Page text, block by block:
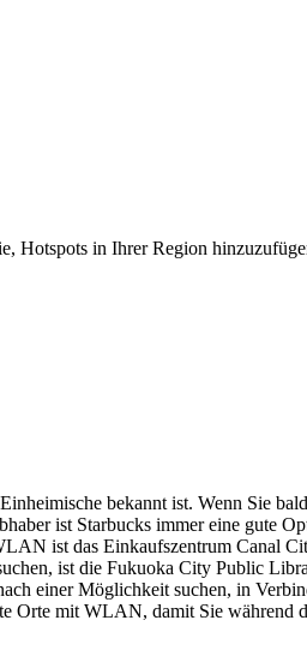
Hotspots in Ihrer Region
bekannt ist. Wenn Sie
ist Starbucks immer eine gute
ist das Einkaufszentrum Canal
ist die Fukuoka City Public
einer Möglichkeit suchen, in
Orte mit WLAN, damit Sie während